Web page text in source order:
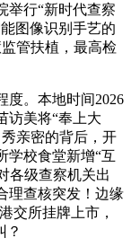
举行“新时代查察
图像识别手艺的
管扶植，最高检
。本地时间2026
访美将“奉上大
亲密的背后，开
学校食堂新增“互
各级查察机关出
理查核突发！边缘
交所挂牌上市，
？